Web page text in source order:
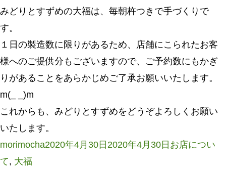
みどりとすずめの大福は、毎朝杵つきで手づくりで
す。
１日の製造数に限りがあるため、店舗にこられたお客
様へのご提供分もございますので、ご予約数にもかぎ
りがあることをあらかじめご了承お願いいたします。
m(_ _)m
これからも、みどりとすずめをどうぞよろしくお願い
いたします。
投
稿
morimocha投
2020年4月30日 2020年4月30日 カ
お店につい
て, 大福